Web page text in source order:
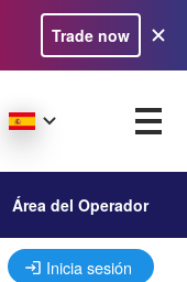
Trade now
Área del Operador
Inicia sesión